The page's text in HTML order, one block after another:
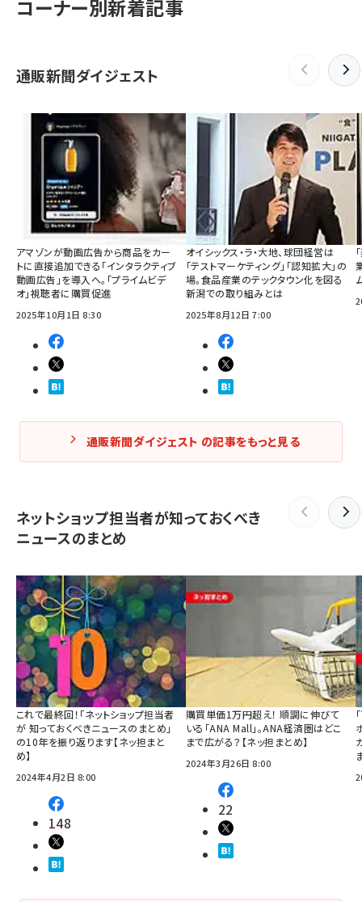
コーナー別新着記事
通販新聞ダイジェスト
アマゾンが動画広告から商品をカー
トに直接追加できる「インタラクティブ
動画広告」を導入へ。「プライムビデ
オ」視聴者に購買促進
2025年10月1日 8:30
オイシックス・ラ・大地、球団経営は
「テストマーケティング」「認知拡大」の
場。食品産業のテックタウン化を図る
新潟での取り組みとは
2025年8月12日 7:00
通販新聞ダイジェスト の記事をもっと見る
ネットショップ担当者が知っておくべき
ニュースのまとめ
これで最終回！「ネットショップ担当者
が 知っておくべきニュースのまとめ」
の10年を振り返ります【ネッ担まと
め】
2024年4月2日 8:00
148
購買単価1万円超え！ 順調に伸びて
いる「ANA Mall」。ANA経済圏はどこ
まで広がる？【ネッ担まとめ】
2024年3月26日 8:00
22